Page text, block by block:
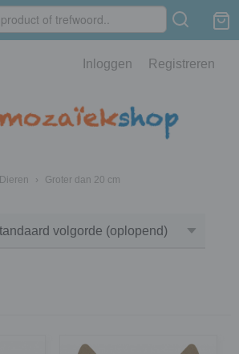
Inloggen Registreren
Dieren › Groter dan 20 cm